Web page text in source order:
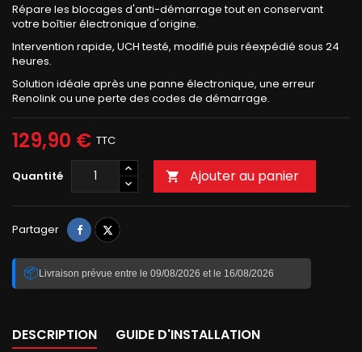
Répare les blocages d'anti-démarrage tout en conservant
votre boîtier électronique d'origine.
Intervention rapide, UCH testé, modifié puis réexpédié sous 24
heures.
Solution idéale après une panne électronique, une erreur
Renolink ou une perte des codes de démarrage.
129,90 € TTC
Quantité  Ajouter au panier
Partager PartagerTweet
📦Livraison prévue entre le 09/08/2026 et le 16/08/2026
DESCRIPTION
GUIDE D'INSTALLATION